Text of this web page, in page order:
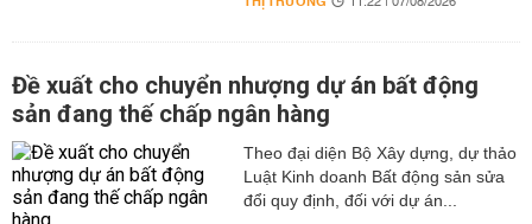
Đề xuất cho chuyển nhượng dự án bất động
sản đang thế chấp ngân hàng
Theo đại diện Bộ Xây dựng, dự thảo
Luật Kinh doanh Bất động sản sửa
đổi quy định, đối với dự án...